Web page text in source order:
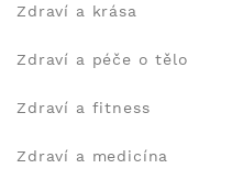
Zdraví a krása
Zdraví a péče o tělo
Zdraví a fitness
Zdraví a medicína